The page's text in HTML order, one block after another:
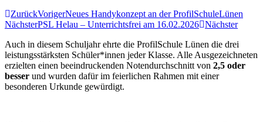
ZurückVorigerNeues Handykonzept an der ProfilSchuleLünen
NächsterPSL Helau – Unterrichtsfrei am 16.02.2026 Nächster
Auch in diesem Schuljahr ehrte die ProfilSchule Lünen die drei
leistungsstärksten Schüler*innen jeder Klasse. Alle Ausgezeichneten
erzielten einen beeindruckenden Notendurchschnitt von 2,5 oder
besser und wurden dafür im feierlichen Rahmen mit einer
besonderen Urkunde gewürdigt.